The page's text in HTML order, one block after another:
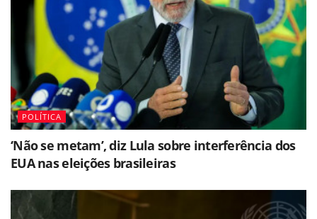
POLÍTICA
‘Não se metam’, diz Lula sobre interferência dos
EUA nas eleições brasileiras